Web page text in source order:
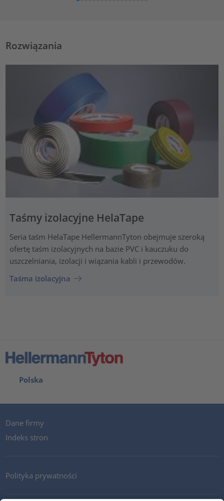
Rozwiązania
Taśmy izolacyjne HelaTape
Seria taśm HelaTape HellermannTyton obejmuje szeroką
ofertę taśm izolacyjnych na bazie PVC i kauczuku do
uszczelniania, izolacji i wiązania kabli i przewodów.
Taśma izolacyjna
Polska
Dane firmy
Indeks stron
Polityka prywatności